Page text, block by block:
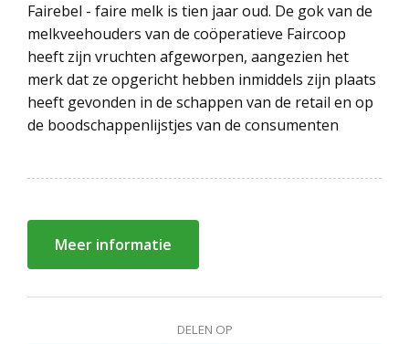
Fairebel - faire melk is tien jaar oud. De gok van de
melkveehouders van de coöperatieve Faircoop
heeft zijn vruchten afgeworpen, aangezien het
merk dat ze opgericht hebben inmiddels zijn plaats
heeft gevonden in de schappen van de retail en op
de boodschappenlijstjes van de consumenten
Meer informatie
DELEN OP